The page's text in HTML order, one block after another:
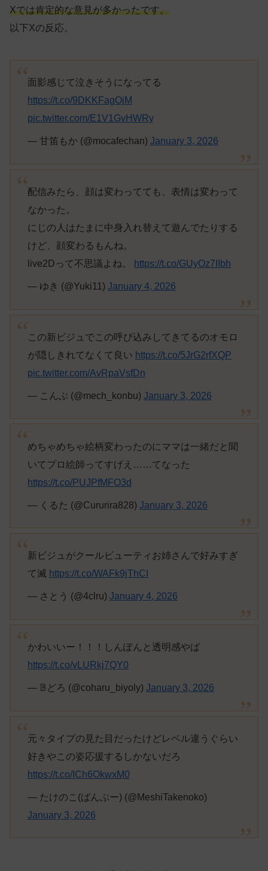
Xでは肯定的な意見が多かったです。
以下Xの反応。
面影感じて泣きそうになってる
https://t.co/9DKKFagOjM
pic.twitter.com/E1V1GvHWRy
— 甘笛もか (@mocafechan) January 3, 2026
配信みたら、顔は変わってても、表情は変わって
なかった。
にじの人はたまに中身入れ替えて遊んでたりする
けど、顔変わるもんね。
live2Dって不思議よね。
https://t.co/GUyOz7IIbh
— ゆき (@Yuki11) January 4, 2026
この新ビジュでこの呼び込みしてきてるのオモロ
が隠しきれてなくて良い https://t.co/5JrG2rfXQP
pic.twitter.com/AvRpaVsfDn
— こんぶ (@mech_konbu) January 3, 2026
めちゃめちゃ絵柄変わったのにママは一緒だと聞
いてプロ絵師ってすげえ……てなった
https://t.co/PUJPfMFO3d
— くるた (@Cururira828) January 3, 2026
新ビジュがクールビューティお姉さんで好みすぎ
て滅 https://t.co/WAFk9jThCI
— さとう (@4clru) January 4, 2026
かわいいー！！！しんぽんと透明感やば
https://t.co/vLURkj7QY0
— 𝔹どろ (@coharu_biyoly) January 3, 2026
元々タイプの見た目だったけどレベル違うぐらい
好きやこの姿応援するしかないだろ
https://t.co/ICh6OkwxM0
— たけのこ(ばんぶー) (@MeshiTakenoko)
January 3, 2026